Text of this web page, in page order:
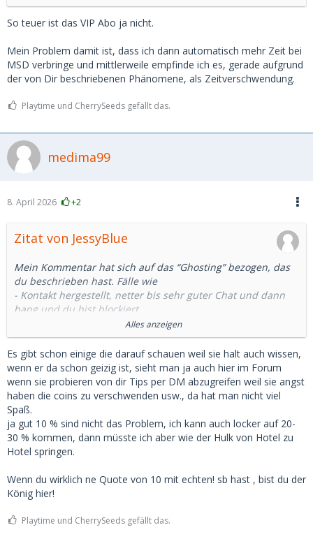
So teuer ist das VIP Abo ja nicht.
Mein Problem damit ist, dass ich dann automatisch mehr Zeit bei
MSD verbringe und mittlerweile empfinde ich es, gerade aufgrund
der von Dir beschriebenen Phänomene, als Zeitverschwendung.
Playtime und CherrySeeds gefällt das.
medima99
8. April 2026 +2
Zitat von JessyBlue
Mein Kommentar hat sich auf das “Ghosting” bezogen, das
du beschrieben hast. Fälle wie
- Kontakt hergestellt, netter bis sehr guter Chat und dann
bang und du bist blockiert
- Sie bittet dich auf Telegram zu wechseln, danach kommt
nichts mehr
- Zum Kaffee verabredet, Uhrzeit vereinbart und Tage
vorher wirst du geghostet
- Date ausgemacht, Restaurant/Hotel gebucht, du fährst
1.5h zur Dame und sie kommt nicht
-uvm
Habe VIP Abo, hier hilft das nicht.
habe einige interessante Damen in den letzten 3-4 Monaten
kennengelernt. Hätte auch mehr sein können. Ob die
Statistik, das du so schön in einem anderen Post
Alles anzeigen
Es gibt schon einige die darauf schauen weil sie halt auch wissen,
wenn er da schon geizig ist, sieht man ja auch hier im Forum
wenn sie probieren von dir Tips per DM abzugreifen weil sie angst
haben die coins zu verschwenden usw., da hat man nicht viel
Spaß.
ja gut 10 % sind nicht das Problem, ich kann auch locker auf 20-
30 % kommen, dann müsste ich aber wie der Hulk von Hotel zu
Hotel springen.
Wenn du wirklich ne Quote von 10 mit echten! sb hast , bist du der
König hier!
Playtime und CherrySeeds gefällt das.